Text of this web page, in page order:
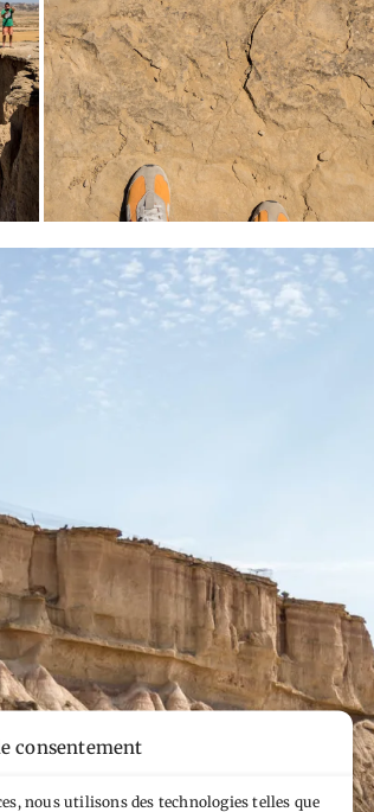
consentement
nous utilisons des technologies telles que